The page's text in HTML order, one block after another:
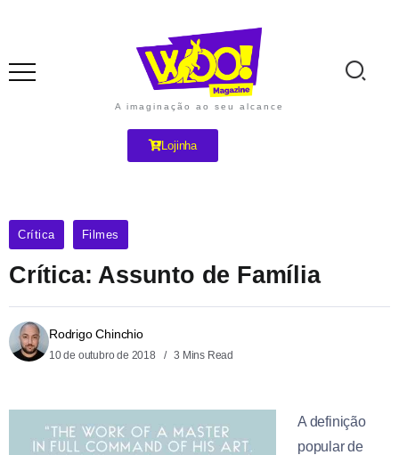
A imaginação ao seu alcance
Lojinha
Crítica Filmes
Crítica: Assunto de Família
Rodrigo Chinchio
10 de outubro de 2018 3 Mins Read
A definição
popular de